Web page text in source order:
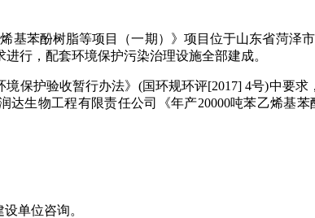
基苯酚树脂等项目（一期）》项目位于山东省菏泽
进行，配套环境保护污染治理设施全部建成。
保护验收暂行办法》 (国环规环评[2017] 4号)中要求
达生物工程有限责任公司《年产20000吨苯乙烯基苯
单位咨询。